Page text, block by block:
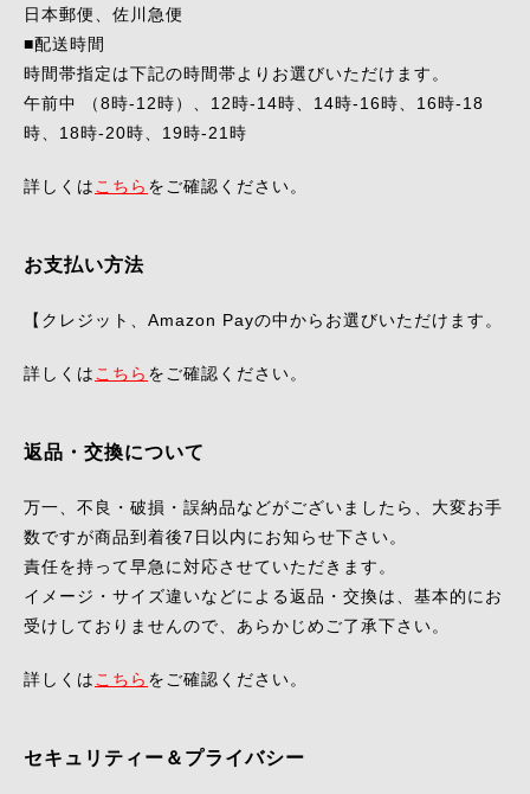
日本郵便、佐川急便
■配送時間
時間帯指定は下記の時間帯よりお選びいただけます。
午前中 （8時-12時）、12時-14時、14時-16時、16時-18
時、18時-20時、19時-21時
詳しくは こちら をご確認ください。
お支払い方法
【クレジット、Amazon Payの中からお選びいただけます。
詳しくは こちら をご確認ください。
返品・交換について
万一、不良・破損・誤納品などがございましたら、大変お手
数ですが商品到着後7日以内にお知らせ下さい。
責任を持って早急に対応させていただきます。
イメージ・サイズ違いなどによる返品・交換は、基本的にお
受けしておりませんので、あらかじめご了承下さい。
詳しくは こちら をご確認ください。
セキュリティー＆プライバシー